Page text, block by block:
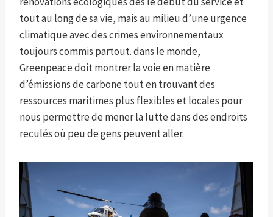
tout au long de sa vie, mais au milieu d’une urgence
climatique avec des crimes environnementaux
toujours commis partout. dans le monde,
Greenpeace doit montrer la voie en matière
d’émissions de carbone tout en trouvant des
ressources maritimes plus flexibles et locales pour
nous permettre de mener la lutte dans des endroits
reculés où peu de gens peuvent aller.